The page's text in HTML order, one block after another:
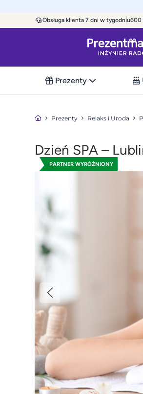
Obsługa klienta 7 dni w tygodniu600
Prezenty
Prezenty Relaks i Uroda
Dzień SPA –
PARTNER WYRÓŻNIONY